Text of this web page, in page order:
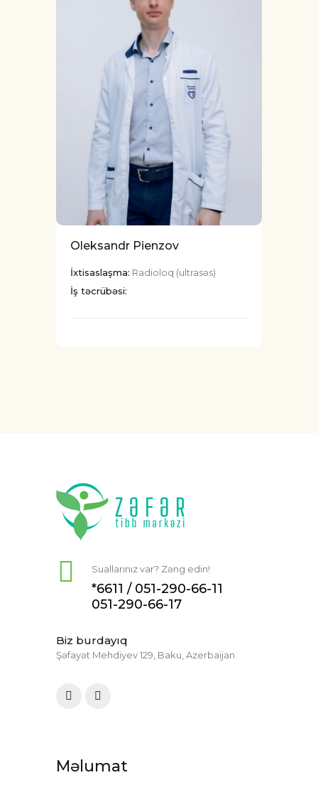
Oleksandr Pienzov
İxtisaslaşma: Radioloq (ultrasəs)
İş təcrübəsi:
Suallarınız var? Zəng edin!
*6611 / 051-290-66-11
051-290-66-17
Biz burdayıq
Şəfayət Mehdiyev 129, Baku, Azerbaijan
Məlumat